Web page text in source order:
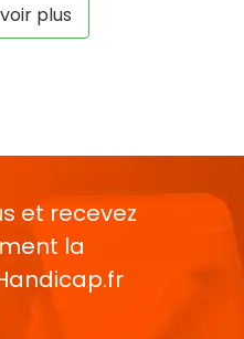
plus
et recevez
la